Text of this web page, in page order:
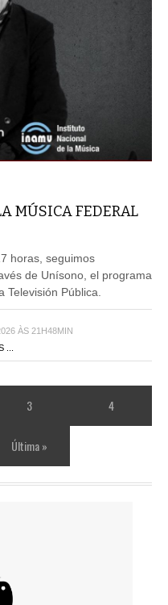
MÚSICA FEDERAL
horas, seguimos
de Unísono, el programa
Pública.
ÀS 21H48MIN
...
3 4
Última »